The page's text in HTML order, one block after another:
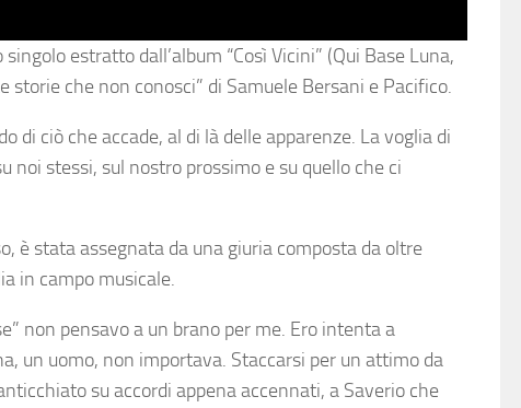
estratto dall’album “Così Vicini” (Qui Base Luna,
storie che non conosci” di Samuele Bersani e Pacifico.
di ciò che accade, al di là delle apparenze. La voglia di
noi stessi, sul nostro prossimo e su quello che ci
è stata assegnata da una giuria composta da oltre
in campo musicale.
non pensavo a un brano per me. Ero intenta a
un uomo, non importava. Staccarsi per un attimo da
su accordi appena accennati, a Saverio che